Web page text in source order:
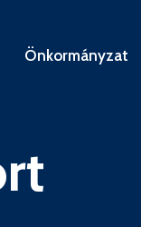
Önkormányzat